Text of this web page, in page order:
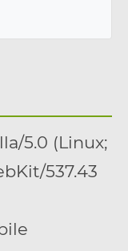
5.0 (Linux;
537.43